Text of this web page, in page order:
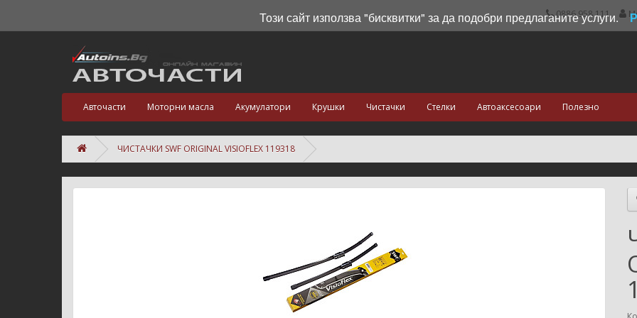
0886 958 111
Авточасти Моторни масла Акумулатори Крушки Чистачки Стелки Автоаксесоари Полезно
ЧИСТАЧКИ SWF ORIGINAL VISIOFLEX 119318
Този сайт използва "бисквитки" за да подобри предлаганите услуги.